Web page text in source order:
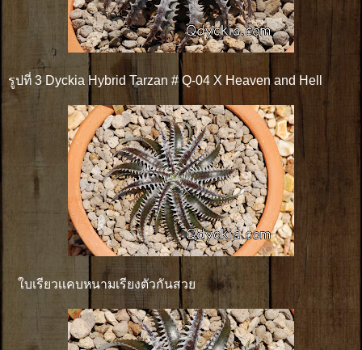
รูปที่ 3 Dyckia Hybrid Tarzan # Q-04 X Heaven and Hell
ใบเรียวเเคบหนามเรียงตัวกันสวย